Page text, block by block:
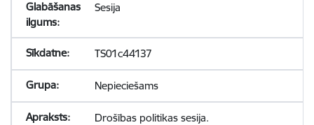
Sesija
TS01c44137
Nepieciešams
Drošības politikas sesija.